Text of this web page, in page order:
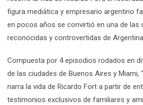
figura mediática y empresario argentino
en pocos años se convirtió en una de las
reconocidas y controvertidas de
Compuesta por 4 episodios rodados en
de las ciudades de Buenos Aires y Miami, “
narra la vida de Ricardo Fort a partir de
testimonios exclusivos de familiares y